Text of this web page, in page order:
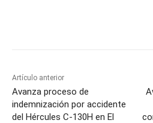
Artículo anterior
Avanza proceso de
indemnización por accidente
del Hércules C-130H en El